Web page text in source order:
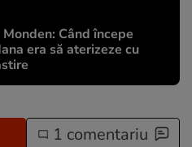
Când începe
era să aterizeze cu
1 comentariu